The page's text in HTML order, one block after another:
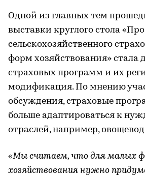
Одной из главных тем
выставки круглого стола
сельскохозяйственного
форм хозяйствования» стала
страховых программ и их
модификация. По мнению
обсуждения, страховые
больше адаптироваться к
отраслей, например,
«Мы считаем, что для малых
хозяйствования нужно